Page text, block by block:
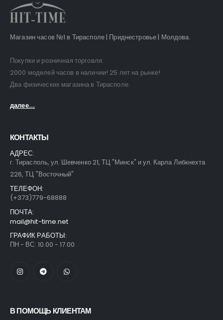
Магазин часов №1 в Тирасполе | Приднестровье | Молдова.
Покупки и розничная торговля.
2000 моделей часов в наличии! 25 лет на рынке!
Два физических магазина в Тирасполе.
далее...
КОНТАКТЫ
АДРЕС:
г. Тирасполь, ул. Шевченко 21, ТЦ "Минск" и ул. Карла Либкнехта
226, ТЦ "Восточный"
ТЕЛЕФОН:
(+373)779-68888
ПОЧТА:
mail@hit-time.net
ГРАФИК РАБОТЫ:
ПН - ВС: 10.00 - 17.00
В ПОМОЩЬ КЛИЕНТАМ